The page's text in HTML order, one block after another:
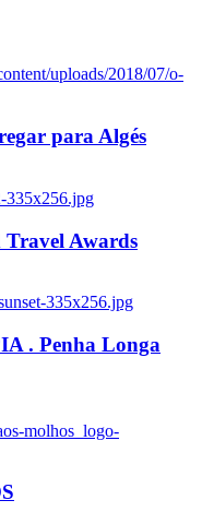
uploads/2018/07/o-
para Algés
335x256.jpg
Travel Awards
335x256.jpg
. Penha Longa
molhos_logo-